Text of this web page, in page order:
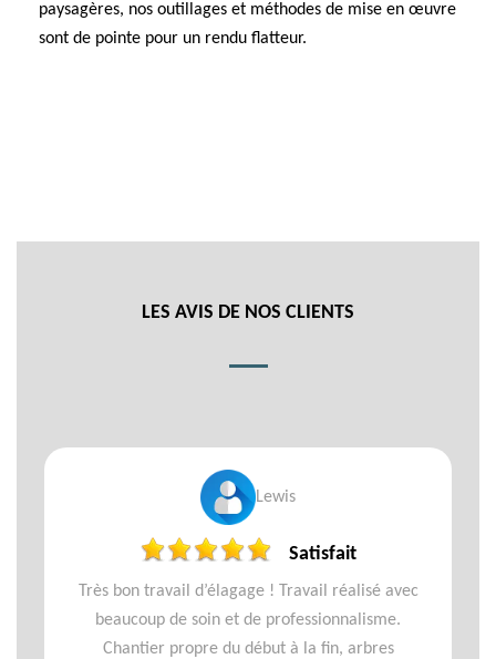
paysagères, nos outillages et méthodes de mise en œuvre
sont de pointe pour un rendu flatteur.
LES AVIS DE NOS CLIENTS
Lewis
Satisfait
Très bon travail d’élagage ! Travail réalisé avec
beaucoup de soin et de professionnalisme.
Chantier propre du début à la fin, arbres